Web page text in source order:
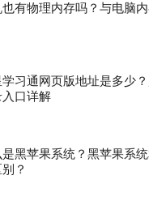
也有物理内存吗？与电脑
学习通网页版地址是多少
入口详解
是黑苹果系统？黑苹果系
？